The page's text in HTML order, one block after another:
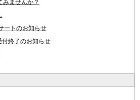
みませんか？
ートのお知らせ
終了のお知らせ